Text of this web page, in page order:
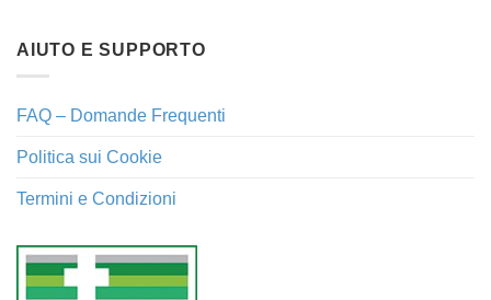
AIUTO E SUPPORTO
FAQ – Domande Frequenti
Politica sui Cookie
Termini e Condizioni